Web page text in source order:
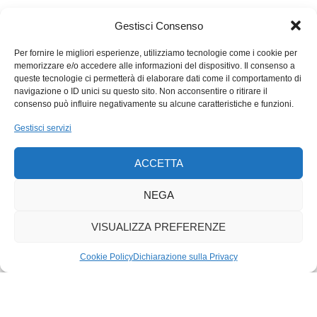
Gestisci Consenso
Per fornire le migliori esperienze, utilizziamo tecnologie come i cookie per
memorizzare e/o accedere alle informazioni del dispositivo. Il consenso a
queste tecnologie ci permetterà di elaborare dati come il comportamento di
navigazione o ID unici su questo sito. Non acconsentire o ritirare il
consenso può influire negativamente su alcune caratteristiche e funzioni.
Gestisci servizi
ACCETTA
NEGA
VISUALIZZA PREFERENZE
Cookie PolicyDichiarazione sulla Privacy
diventata addirittura un’attrazione internazionale. Una data
storica, che nel 1805, segnò la riconciliazione fra città e
campagna. Oggi, come sottolineano gli organizzatori, assume
un significato simbolico. Insieme pacificamente è possibile.